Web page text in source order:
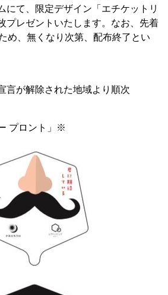
にて、限定デザイン「エチケットリ
プレゼントいたします。なお、先着
め、無くなり次第、配布終了とい
言が解除された地域より順次
プロント」※